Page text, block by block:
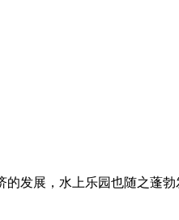
发展，水上乐园也随之蓬